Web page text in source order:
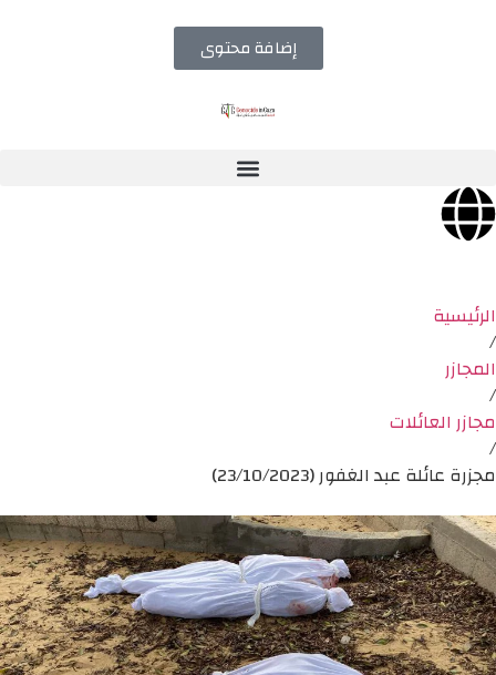
إضافة محتوى
الرئيسية
/
المجازر
/
مجازر العائلات
/
مجزرة عائلة عبد الغفور (23/10/2023)